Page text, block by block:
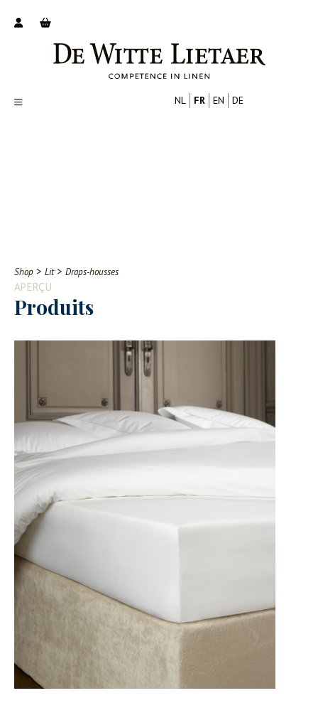
Contact
NL FR EN DE
Shop > Lit> Draps-housses
APERÇU
Produits